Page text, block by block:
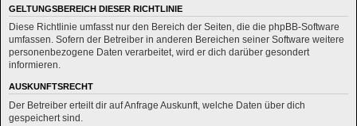
GELTUNGSBEREICH DIESER RICHTLINIE
Diese Richtlinie umfasst nur den Bereich der Seiten, die die phpBB-Software
umfassen. Sofern der Betreiber in anderen Bereichen seiner Software weitere
personenbezogene Daten verarbeitet, wird er dich darüber gesondert
informieren.
AUSKUNFTSRECHT
Der Betreiber erteilt dir auf Anfrage Auskunft, welche Daten über dich
gespeichert sind.